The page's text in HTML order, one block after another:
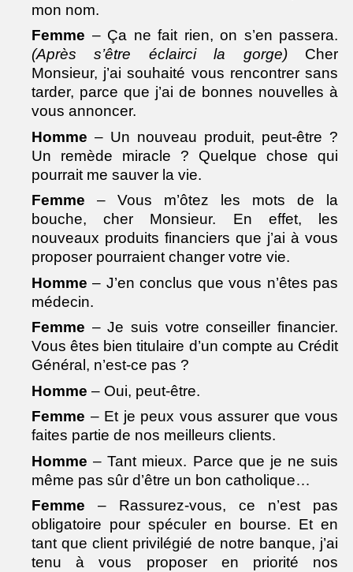
mon nom.
Femme – Ça ne fait rien, on s’en passera.
(Après s’être éclairci la gorge) Cher
Monsieur, j’ai souhaité vous rencontrer sans
tarder, parce que j’ai de bonnes nouvelles à
vous annoncer.
Homme – Un nouveau produit, peut-être ?
Un remède miracle ? Quelque chose qui
pourrait me sauver la vie.
Femme – Vous m’ôtez les mots de la
bouche, cher Monsieur. En effet, les
nouveaux produits financiers que j’ai à vous
proposer pourraient changer votre vie.
Homme – J’en conclus que vous n’êtes pas
médecin.
Femme – Je suis votre conseiller financier.
Vous êtes bien titulaire d’un compte au Crédit
Général, n’est-ce pas ?
Homme – Oui, peut-être.
Femme – Et je peux vous assurer que vous
faites partie de nos meilleurs clients.
Homme – Tant mieux. Parce que je ne suis
même pas sûr d’être un bon catholique…
Femme – Rassurez-vous, ce n’est pas
obligatoire pour spéculer en bourse. Et en
tant que client privilégié de notre banque, j’ai
tenu à vous proposer en priorité nos